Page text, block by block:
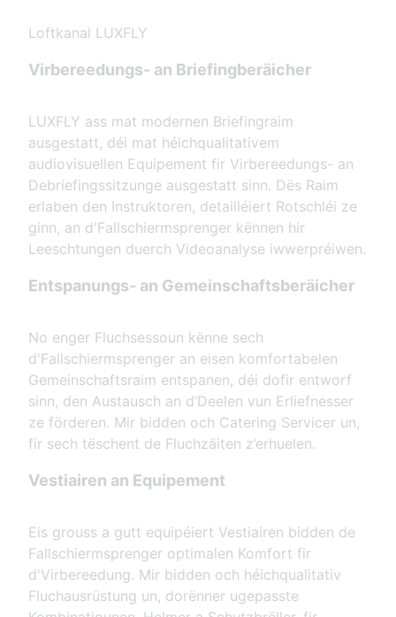
Loftkanal LUXFLY
Virbereedungs- an Briefingberäicher
LUXFLY ass mat modernen Briefingraim
ausgestatt, déi mat héichqualitativem
audiovisuellen Equipement fir Virbereedungs- an
Debriefingssitzunge ausgestatt sinn. Dës Raim
erlaben den Instruktoren, detailléiert Rotschléi ze
ginn, an d'Fallschiermsprenger kënnen hir
Leeschtungen duerch Videoanalyse iwwerpréiwen.
Entspanungs- an Gemeinschaftsberäicher
No enger Fluchsessoun kënne sech
d'Fallschiermsprenger an eisen komfortabelen
Gemeinschaftsraim entspanen, déi dofir entworf
sinn, den Austausch an d’Deelen vun Erliefnesser
ze förderen. Mir bidden och Catering Servicer un,
fir sech tëschent de Fluchzäiten z’erhuelen.
Vestiairen an Equipement
Eis grouss a gutt equipéiert Vestiairen bidden de
Fallschiermsprenger optimalen Komfort fir
d'Virbereedung. Mir bidden och héichqualitativ
Fluchausrüstung un, dorënner ugepasste